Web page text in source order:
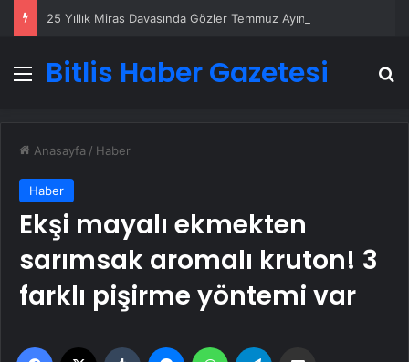
Menü
Bitlis Haber Gazetesi
Anasayfa / Haber
Haber
Ekşi mayalı ekmekten
sarımsak aromalı kruton! 3
farklı pişirme yöntemi var
Facebook Tumblr MessengerWhatsApp